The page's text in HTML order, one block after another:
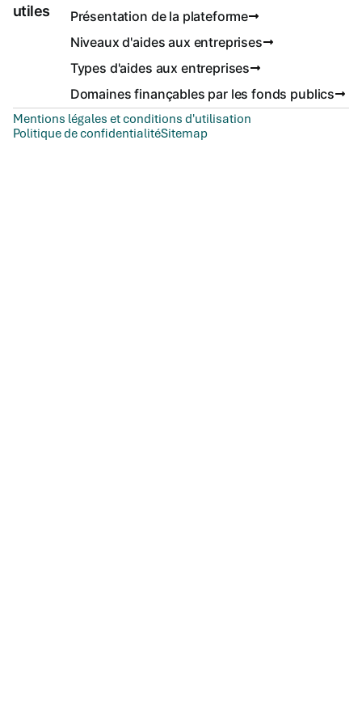
utiles
Présentation de la plateforme
Niveaux d'aides aux entreprises
Types d'aides aux entreprises
Domaines finançables par les fonds publics
Mentions légales et conditions d'utilisation
Politique de confidentialitéSitemap